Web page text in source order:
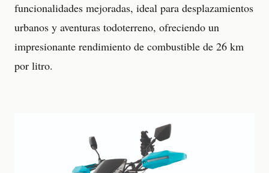
funcionalidades mejoradas, ideal para desplazamientos
urbanos y aventuras todoterreno, ofreciendo un
impresionante rendimiento de combustible de 26 km
por litro.